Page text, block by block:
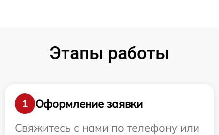
Этапы работы
1
Оформление заявки
Свяжитесь с нами по телефону или